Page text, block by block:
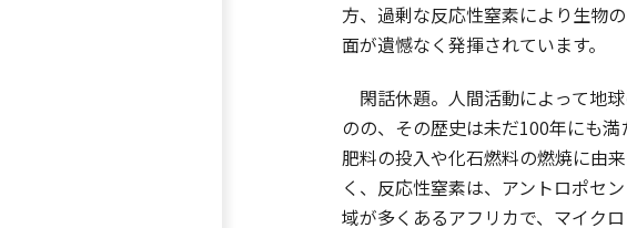
方、過剰な反応性窒素により生物
面が遺憾なく発揮されています。
閑話休題。人間活動によって地
のの、その歴史は未だ100年にも
肥料の投入や化石燃料の燃焼に由
く、反応性窒素は、アントロポセ
域が多くあるアフリカで、マイク